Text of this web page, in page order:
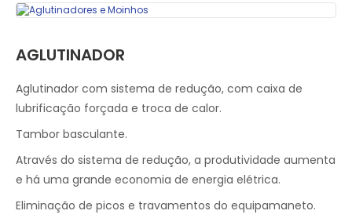
AGLUTINADOR
Aglutinador com sistema de redução, com caixa de
lubrificação forçada e troca de calor.
Tambor basculante.
Através do sistema de redução, a produtividade aumenta
e há uma grande economia de energia elétrica.
Eliminação de picos e travamentos do equipamaneto.